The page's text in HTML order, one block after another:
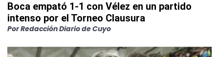
Boca empató 1-1 con Vélez en un partido
intenso por el Torneo Clausura
PorRedacción Diario de Cuyo